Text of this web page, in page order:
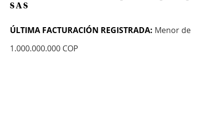
S A S
ÚLTIMA FACTURACIÓN REGISTRADA: Menor de
1.000.000.000 COP